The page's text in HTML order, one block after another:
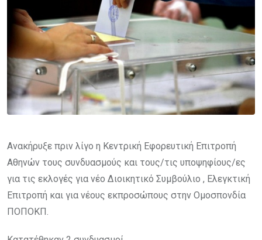
Ανακήρυξε πριν λίγο η Κεντρική Εφορευτική Επιτροπή
Αθηνών τους συνδυασμούς και τους/τις υποψηφίους/ες
για τις εκλογές για νέο Διοικητικό Συμβούλιο , Ελεγκτική
Επιτροπή και για νέους εκπροσώπους στην Ομοσπονδία
ΠΟΠΟΚΠ.